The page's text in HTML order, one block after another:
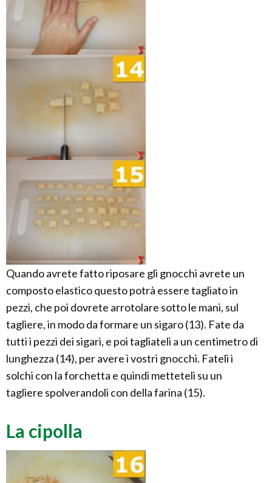
Quando avrete fatto riposare gli gnocchi avrete un
composto elastico questo potrà essere tagliato in
pezzi, che poi dovrete arrotolare sotto le mani, sul
tagliere, in modo da formare un sigaro (13). Fate da
tutti i pezzi dei sigari, e poi tagliateli a un centimetro di
lunghezza (14), per avere i vostri gnocchi. Fateli i
solchi con la forchetta e quindi metteteli su un
tagliere spolverandoli con della farina (15).
La cipolla